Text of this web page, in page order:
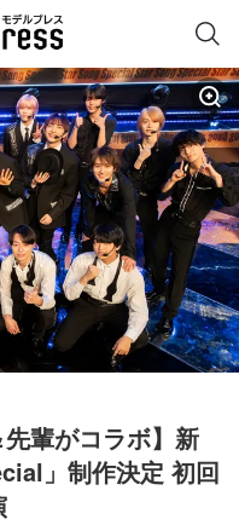
先輩がコラボ】新
」制作決定 初回